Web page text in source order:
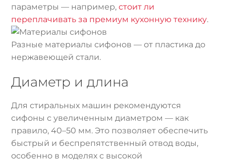
параметры — например,стоит ли
переплачивать за премиум кухонную технику.
Разные материалы сифонов — от пластика до
нержавеющей стали.
Диаметр и длина
Для стиральных машин рекомендуются
сифоны с увеличенным диаметром — как
правило, 40–50 мм. Это позволяет обеспечить
быстрый и беспрепятственный отвод воды,
особенно в моделях с высокой